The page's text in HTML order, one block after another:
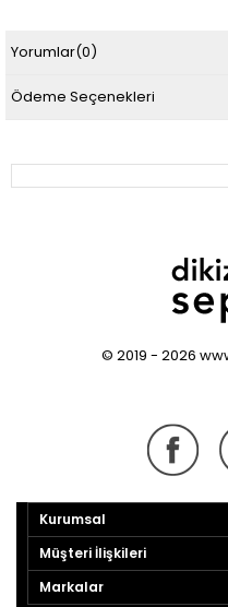
Yorumlar(0)
Ödeme Seçenekleri
© 2019 - 2026
Kurumsal
Müşteri İlişkileri
Markalar